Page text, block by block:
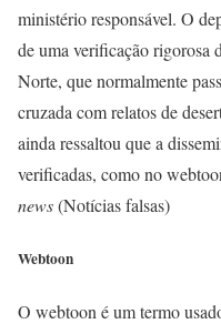
ministério responsável. O
de uma verificação rigorosa
Norte, que normalmente
cruzada com relatos de
ainda ressaltou que a
verificadas, como no
news(Notícias falsas)
Webtoon
O webtoon é um termo